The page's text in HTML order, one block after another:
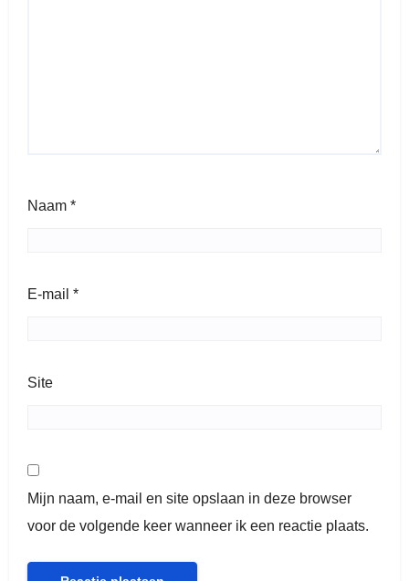
Naam *
E-mail *
Site
Mijn naam, e-mail en site opslaan in deze browser
voor de volgende keer wanneer ik een reactie plaats.